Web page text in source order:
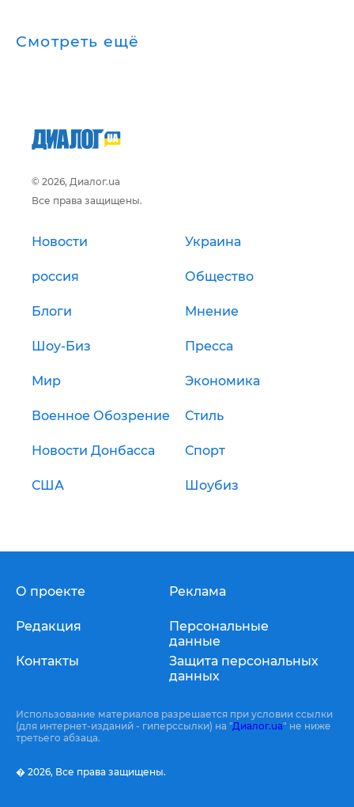
Смотреть ещё
© 2026, Диалог.ua
Все права защищены.
Новости Украина
россия Общество
Блоги Мнение
Шоу-Биз Пресса
Мир Экономика
Военное Обозрение Стиль
Новости Донбасса Спорт
США Шоубиз
О проекте
Редакция
Контакты
Реклама
Персональные
данные
Защита персональных
данных
Использование материалов разрешается при условии ссылки
(для интернет-изданий - гиперссылки) на "Диалог.ua" не ниже
третьего абзаца.
� 2026, Все права защищены.